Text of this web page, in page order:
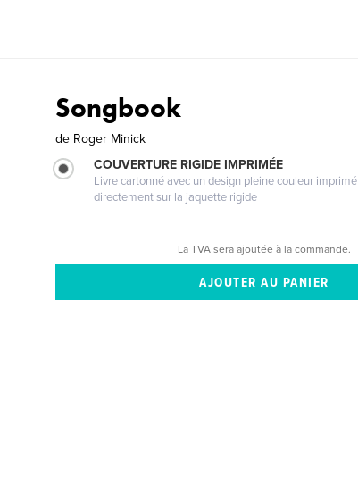
Songbook
de Roger Minick
COUVERTURE RIGIDE IMPRIMÉE
Livre cartonné avec un design pleine couleur imprimé
directement sur la jaquette rigide
La TVA sera ajoutée à la commande.